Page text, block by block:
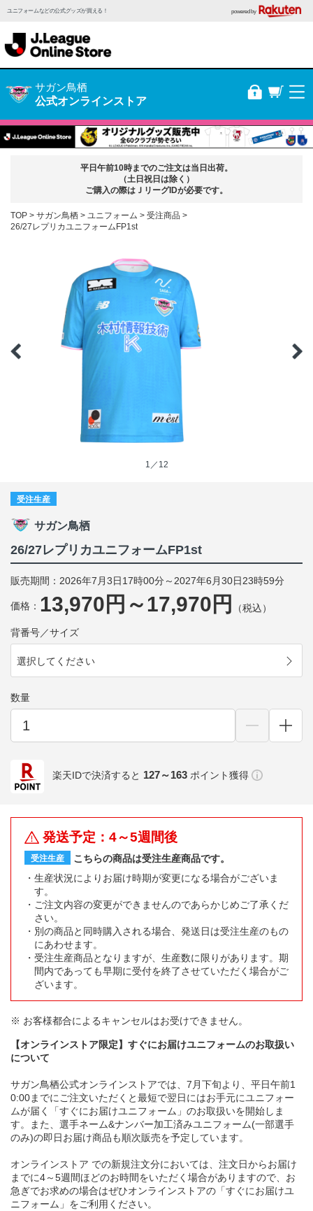
ユニフォームなどの公式グッズが買える！ powered by
サガン鳥栖
公式オンラインストア
平日午前10時までのご注文は当日出荷。
（土日祝日は除く）
ご購入の際はＪリーグIDが必要です。
TOP サガン鳥栖 ユニフォーム
受注商品
26/27レプリカユニフォームFP1st
1／12
受注生産
サガン鳥栖
26/27レプリカユニフォームFP1st
販売期間：2026年7月3日17時00分～2027年6月30日23時59分
価格： 13,970円～17,970円 （税込）
背番号／サイズ
選択してください
数量
楽天IDで決済すると 127～163 ポイント獲得
発送予定：4～5週間後
受注生産
こちらの商品は受注生産商品です。
生産状況によりお届け時期が変更になる場合がございま
す。
ご注文内容の変更ができませんのであらかじめご了承くだ
さい。
別の商品と同時購入される場合、発送日は受注生産のもの
にあわせます。
受注生産商品となりますが、生産数に限りがあります。期
間内であっても早期に受付を終了させていただく場合がご
ざいます。
※ お客様都合によるキャンセルはお受けできません。
【オンラインストア限定】すぐにお届けユニフォームのお取扱い
について
サガン鳥栖公式オンラインストアでは、7月下旬より、平日午前1
0:00までにご注文いただくと最短で翌日にはお手元にユニフォー
ムが届く「すぐにお届けユニフォーム」のお取扱いを開始しま
す。また、選手ネーム&ナンバー加工済みユニフォーム(一部選手
のみ)の即日お届け商品も順次販売を予定しています。
オンラインストア での新規注文分においては、注文日からお届け
までに4～5週間ほどのお時間をいただく場合がありますので、お
急ぎでお求めの場合はぜひオンラインストアの「すぐにお届けユ
ニフォーム」をご利用ください。